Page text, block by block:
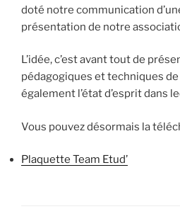
doté notre communication
présentation de notre
L’idée, c’est avant tout de
pédagogiques et techniques
également l’état d’esprit dans
Vous pouvez désormais la
Plaquette Team Etud’